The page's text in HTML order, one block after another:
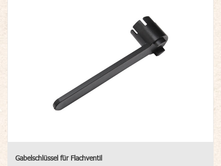
Gabelschlüssel für Flachventil